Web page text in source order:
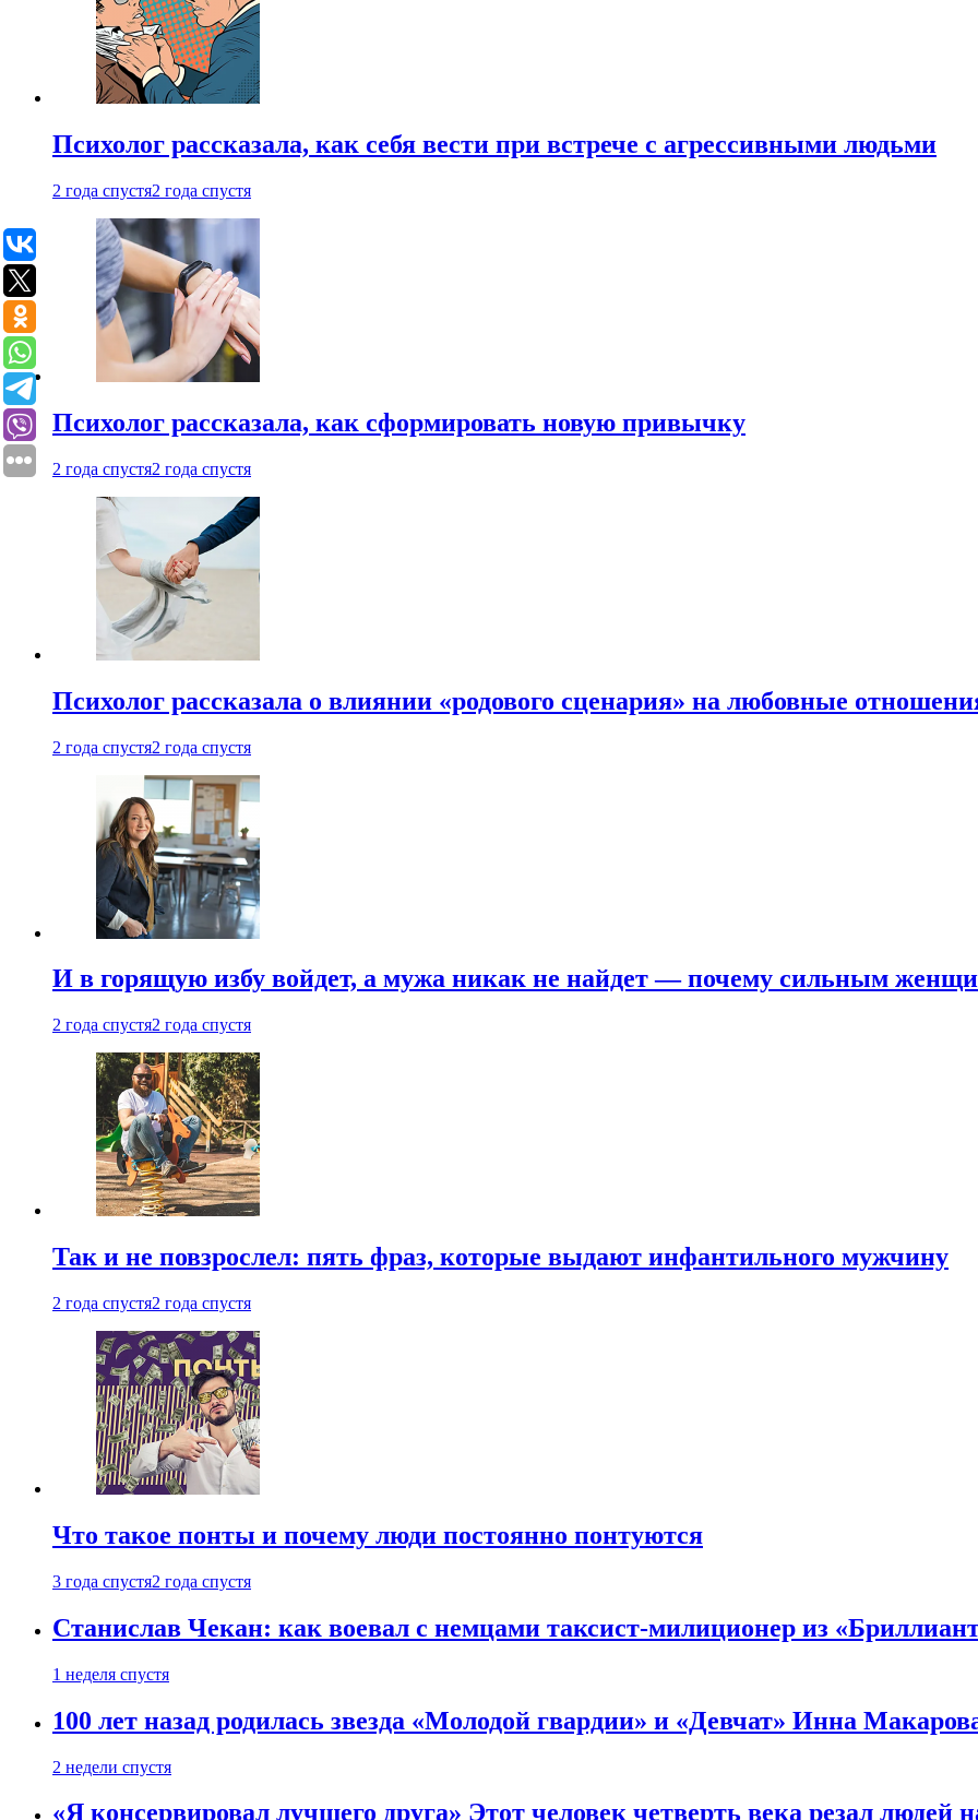
Психолог рассказала, как себя вести при встрече с агрессивными людьми
2 года спустя2 года спустя
Психолог рассказала, как сформировать новую привычку
2 года спустя2 года спустя
Психолог рассказала о влиянии «родового сценария» на любовные
2 года спустя2 года спустя
И в горящую избу войдет, а мужа никак не найдет — почему сильным
2 года спустя2 года спустя
Так и не повзрослел: пять фраз, которые выдают инфантильного мужчину
2 года спустя2 года спустя
Что такое понты и почему люди постоянно понтуются
3 года спустя2 года спустя
Станислав Чекан: как воевал с немцами таксист-милиционер из
1 неделя спустя
100 лет назад родилась звезда «Молодой гвардии» и «Девчат» Инна
2 недели спустя
«Я консервировал лучшего друга» Этот человек четверть века резал людей